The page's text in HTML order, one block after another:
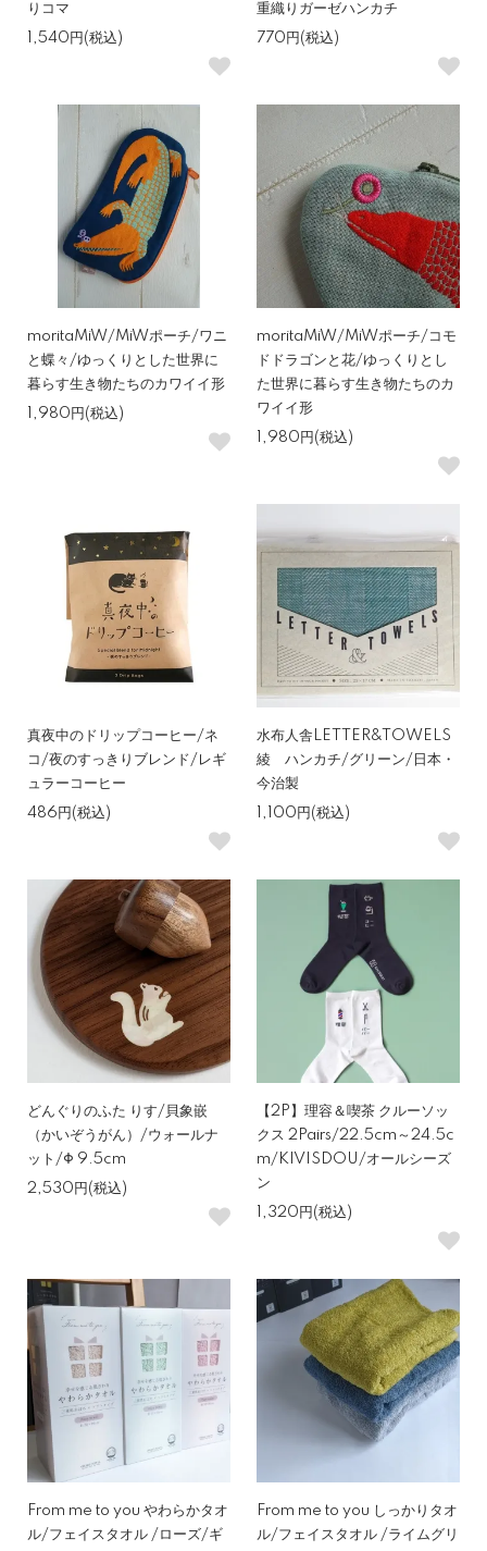
りコマ
1,540円(税込)
重織りガーゼハンカチ
770円(税込)
moritaMiW/MiWポーチ/ワニ
と蝶々/ゆっくりとした世界に
暮らす生き物たちのカワイイ形
1,980円(税込)
moritaMiW/MiWポーチ/コモ
ドドラゴンと花/ゆっくりとし
た世界に暮らす生き物たちのカ
ワイイ形
1,980円(税込)
真夜中のドリップコーヒー/ネ
コ/夜のすっきりブレンド/レギ
ュラーコーヒー
486円(税込)
水布人舎LETTER&TOWELS
綾 ハンカチ/グリーン/日本・
今治製
1,100円(税込)
どんぐりのふた りす/貝象嵌
（かいぞうがん）/ウォールナ
ット/Φ 9.5cm
2,530円(税込)
【2P】理容＆喫茶 クルーソッ
クス 2Pairs/22.5cm～24.5c
m/KIVISDOU/オールシーズ
ン
1,320円(税込)
From me to you やわらかタオ
ル/フェイスタオル /ローズ/ギ
From me to you しっかりタオ
ル/フェイスタオル /ライムグリ